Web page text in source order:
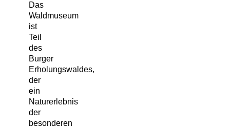
Das
Waldmuseum
ist
Teil
des
Burger
Erholungswaldes,
der
ein
Naturerlebnis
der
besonderen